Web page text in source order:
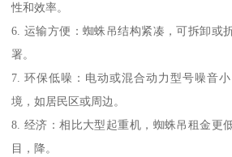
性和效率。
6. 运输方便：蜘蛛吊结构紧凑，可拆卸或
署。
7. 环保低噪：电动或混合动力型号噪音
境，如居民区或周边。
8. 经济：相比大型起重机，蜘蛛吊租金更
目，降。